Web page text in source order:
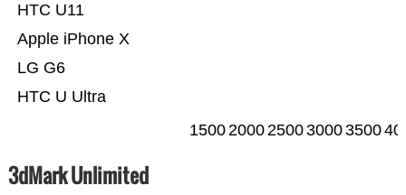
HTC U Ultra
LG G6
Apple iPhone X
HTC U11
15002000250030003500
3dMark Unlimited